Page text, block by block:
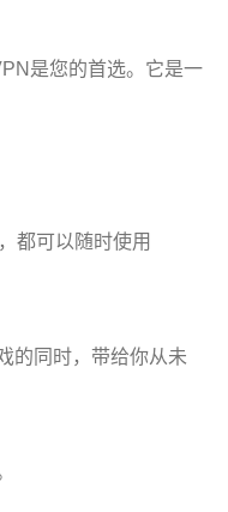
是您的首选。它是一
都可以随时使用
的同时，带给你从未